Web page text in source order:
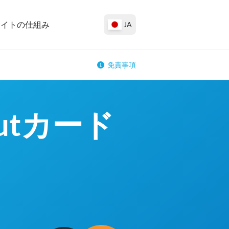
トの仕組み JA
免責事項
カード